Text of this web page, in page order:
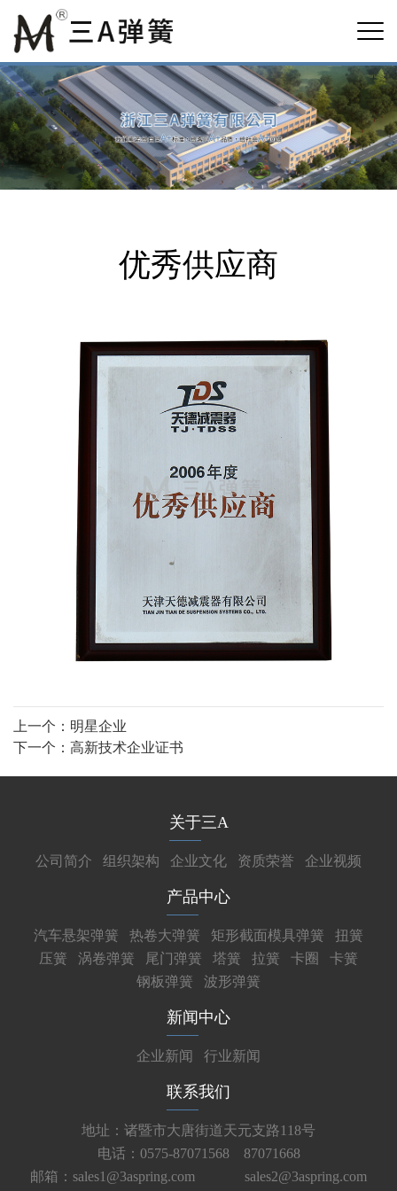
优秀供应商
上一个： 明星企业
下一个： 高新技术企业证书
关于三A
公司简介 组织架构 企业文化 资质荣誉 企业视频
产品中心
汽车悬架弹簧 热卷大弹簧 矩形截面模具弹簧
扭簧
压簧
涡卷弹簧 尾门弹簧 塔簧 拉簧 卡圈
卡簧
钢板弹簧
波形弹簧
新闻中心
企业新闻 行业新闻
联系我们
地址：诸暨市大唐街道天元支路118号
电话：0575-87071568 87071668
邮箱：sales1@3aspring.com
sales2@3aspring.com